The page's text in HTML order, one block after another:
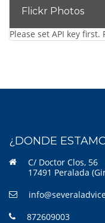
Flickr Photos
Please set API key
¿DONDE
C/ Doctor Clos, 56
17491 Peralada
872609003